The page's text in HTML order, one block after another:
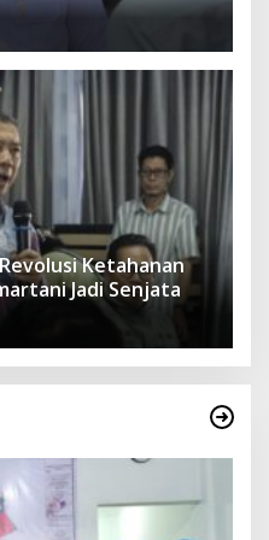
Ketahanan
Jadi Senjata